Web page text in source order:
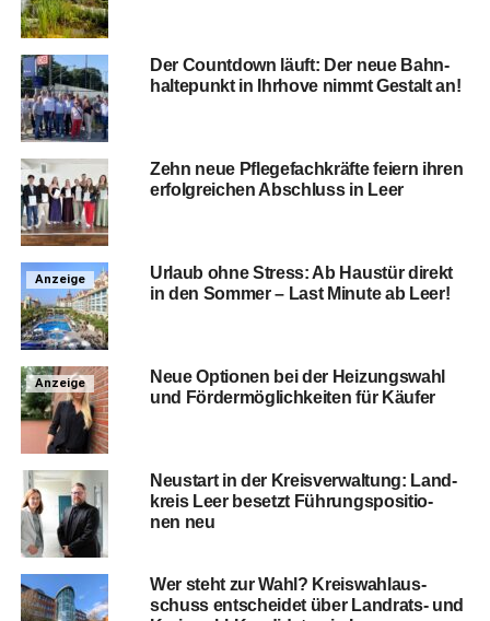
Der Count­down läuft: Der neue Bahn­
hal­te­punkt in Ihr­ho­ve nimmt Gestalt an!
Zehn neue Pfle­ge­fach­kräf­te fei­ern ihren
erfolg­rei­chen Abschluss in Leer
Anzeige
Urlaub ohne Stress: Ab Haus­tür direkt
in den Som­mer – Last Minu­te ab Leer!
Anzeige
Neue Optio­nen bei der Hei­zungs­wahl
und För­der­mög­lich­kei­ten für Käufer
Neu­start in der Kreis­ver­wal­tung: Land­
kreis Leer besetzt Füh­rungs­po­si­tio­
nen neu
Wer steht zur Wahl? Kreis­wahl­aus­
schuss ent­schei­det über Land­rats- und